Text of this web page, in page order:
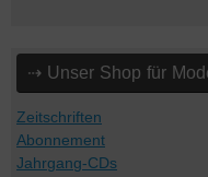
⇢ Unser Shop für
Zeitschriften
Abonnement
Jahrgang-CDs